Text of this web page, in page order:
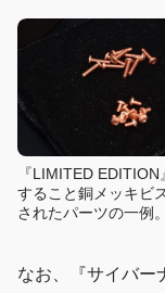
『LIMITED EDITION
すること銅メッキビ
されたパーツの一例。
なお、『サイバー